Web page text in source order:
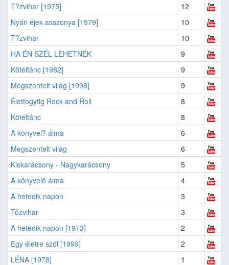
T?zvihar [1975]
12
Nyári éjek asszonya [1979]
10
T?zvihar
10
HA ÉN SZÉL LEHETNÉK
9
Kötéltánc [1982]
9
Megszentelt világ [1998]
9
Életfogytig Rock and Roll
8
Kötéltánc
8
A könyvel? álma
6
Megszentelt világ
6
Kiskarácsony - Nagykarácsony
5
A könyvelő álma
4
A hetedik napon
3
Tőzvihar
3
A hetedik napon [1973]
2
Egy életre szól [1999]
2
LÉNA [1978]
1